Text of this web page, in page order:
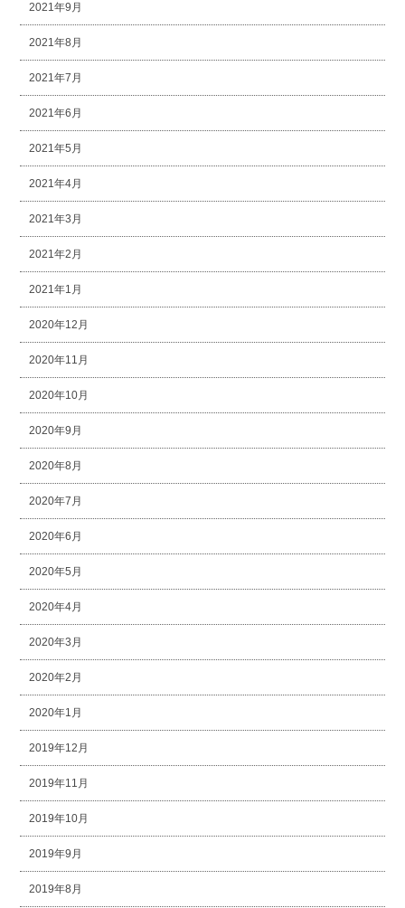
2021年9月
2021年8月
2021年7月
2021年6月
2021年5月
2021年4月
2021年3月
2021年2月
2021年1月
2020年12月
2020年11月
2020年10月
2020年9月
2020年8月
2020年7月
2020年6月
2020年5月
2020年4月
2020年3月
2020年2月
2020年1月
2019年12月
2019年11月
2019年10月
2019年9月
2019年8月